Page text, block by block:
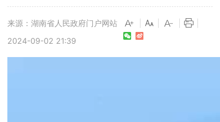
来源：湖南省人民政府门户网站
2024-09-02 21:39